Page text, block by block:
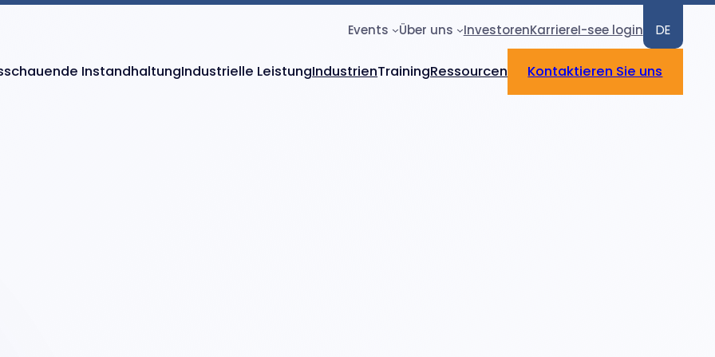
Events Über uns InvestorenKarriereI-see login DE
InstandhaltungIndustrielle LeistungIndustrienTrainingRessourcen Kontaktieren Sie uns